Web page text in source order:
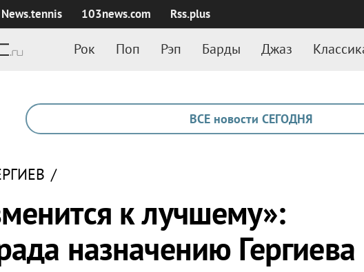
News.tennis 103news.com Rss.plus
Рок Поп Рэп Барды Джаз
ВСЕ новости СЕГОДНЯ
/
к лучшему»:
назначению Гергиева